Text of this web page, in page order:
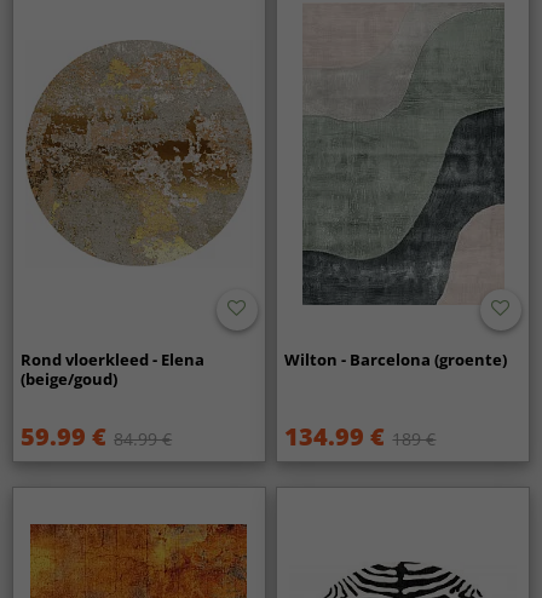
Rond vloerkleed - Elena
(beige/goud)
59.99 € 84.99 €
Wilton - Barcelona (groente)
134.99 € 189 €